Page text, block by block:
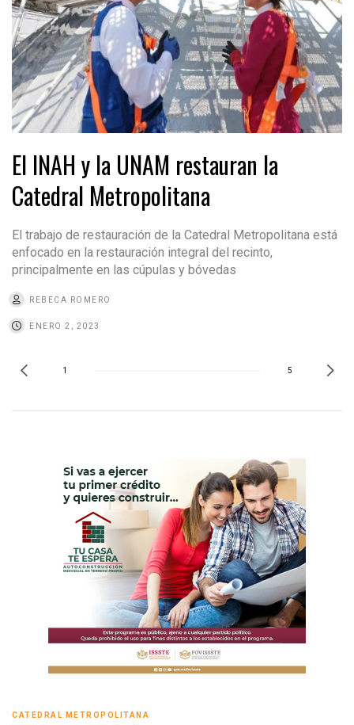
El INAH y la UNAM restauran la
Catedral Metropolitana
El trabajo de restauración de la Catedral Metropolitana está
enfocado en la restauración integral del recinto,
principalmente en las cúpulas y bóvedas
REBECA ROMERO
ENERO 2, 2023
1 5
CATEDRAL METROPOLITANA